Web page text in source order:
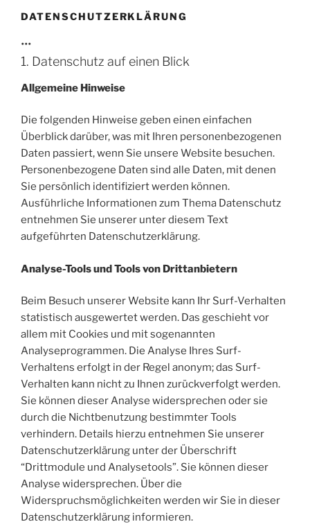
DATENSCHUTZERKLÄRUNG
•••
1. Datenschutz auf einen Blick
Allgemeine Hinweise
Die folgenden Hinweise geben einen einfachen
Überblick darüber, was mit Ihren personenbezogenen
Daten passiert, wenn Sie unsere Website besuchen.
Personenbezogene Daten sind alle Daten, mit denen
Sie persönlich identifiziert werden können.
Ausführliche Informationen zum Thema Datenschutz
entnehmen Sie unserer unter diesem Text
aufgeführten Datenschutzerklärung.
Analyse-Tools und Tools von Drittanbietern
Beim Besuch unserer Website kann Ihr Surf-Verhalten
statistisch ausgewertet werden. Das geschieht vor
allem mit Cookies und mit sogenannten
Analyseprogrammen. Die Analyse Ihres Surf-
Verhaltens erfolgt in der Regel anonym; das Surf-
Verhalten kann nicht zu Ihnen zurückverfolgt werden.
Sie können dieser Analyse widersprechen oder sie
durch die Nichtbenutzung bestimmter Tools
verhindern. Details hierzu entnehmen Sie unserer
Datenschutzerklärung unter der Überschrift
“Drittmodule und Analysetools”. Sie können dieser
Analyse widersprechen. Über die
Widerspruchsmöglichkeiten werden wir Sie in dieser
Datenschutzerklärung informieren.